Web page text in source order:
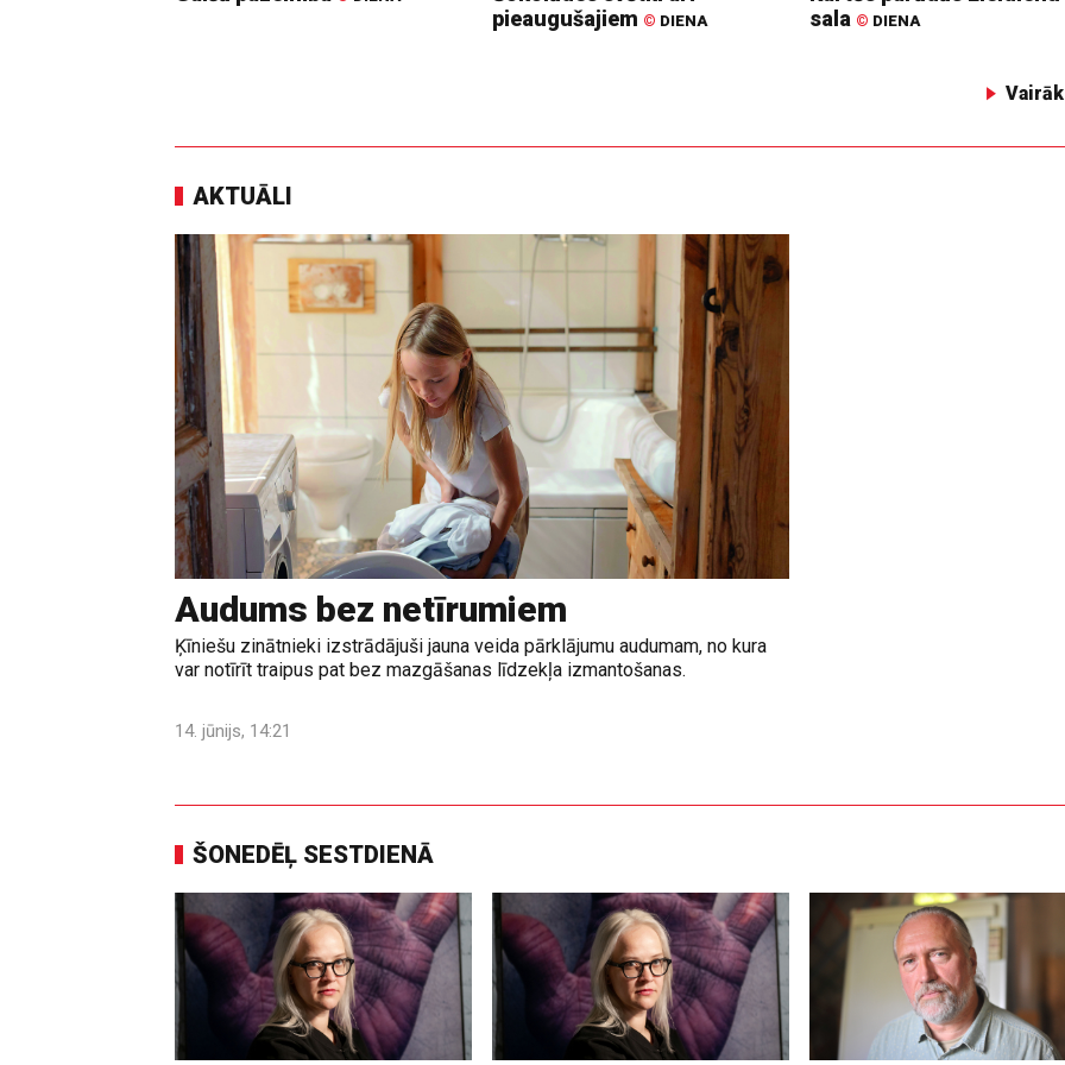
pieaugušajiem © DIENA
sala © DIENA
Vairāk
AKTUĀLI
Audums bez netīrumiem
Ķīniešu zinātnieki izstrādājuši jauna veida pārklājumu audumam, no kura
var notīrīt traipus pat bez mazgāšanas līdzekļa izmantošanas.
14. jūnijs, 14:21
ŠONEDĒĻ SESTDIENĀ